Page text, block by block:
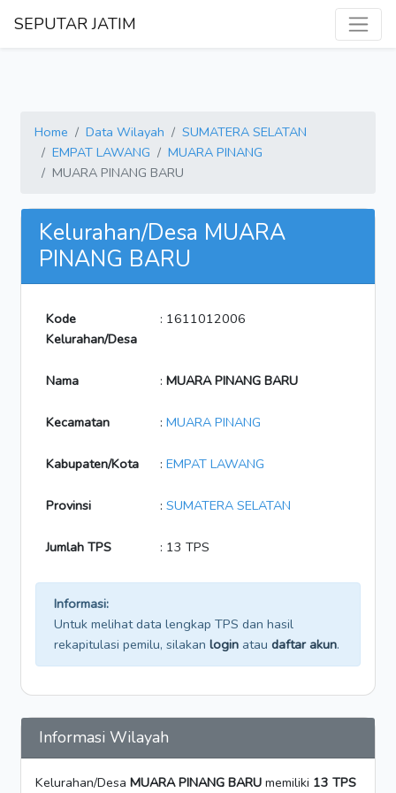
SEPUTAR JATIM
Home Data Wilayah
SUMATERA SELATAN
EMPAT LAWANG
MUARA PINANG
MUARA PINANG BARU
Kelurahan/Desa MUARA
PINANG BARU
Kode
Kelurahan/Desa
: 1611012006
Nama : MUARA PINANG BARU
Kecamatan : MUARA PINANG
Kabupaten/Kota : EMPAT LAWANG
Provinsi : SUMATERA SELATAN
Jumlah TPS : 13 TPS
Informasi:
Untuk melihat data lengkap TPS dan hasil
rekapitulasi pemilu, silakan login atau daftar akun.
Informasi Wilayah
Kelurahan/Desa MUARA PINANG BARU memiliki 13 TPS